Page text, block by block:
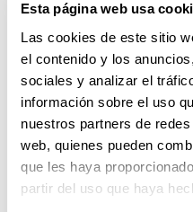
Esta página web usa
Las cookies de este sitio
el contenido y los
sociales y analizar el
información sobre el uso
nuestros partners de
web, quienes pueden
que les haya
partir del uso que haya
Posteriormente, el
Sanitaria Marqués de
Hospital Universitario
Cantabria se
las células que inician
adaptativa en nuestro
dendríticas). También
posteriores ensayos
esas pruebas de
positivos.